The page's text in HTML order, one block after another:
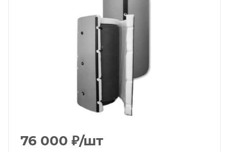
76 000 ₽/шт